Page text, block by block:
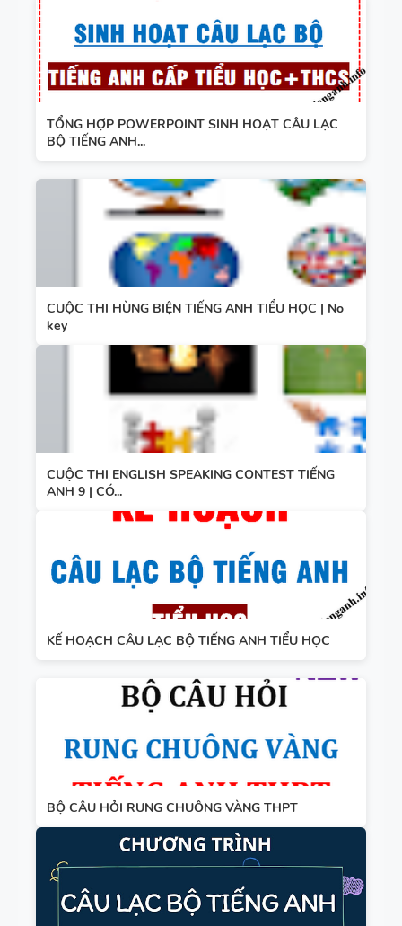
TỔNG HỢP POWERPOINT SINH HOẠT CÂU LẠC
BỘ TIẾNG ANH...
CUỘC THI HÙNG BIỆN TIẾNG ANH TIỂU HỌC | No
key
CUỘC THI ENGLISH SPEAKING CONTEST TIẾNG
ANH 9 | CÓ...
KẾ HOẠCH CÂU LẠC BỘ TIẾNG ANH TIỂU HỌC
BỘ CÂU HỎI RUNG CHUÔNG VÀNG THPT